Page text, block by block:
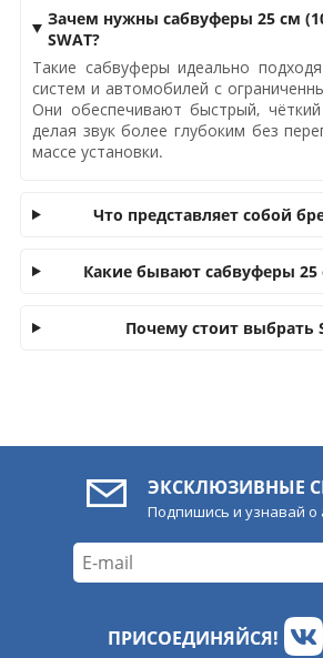
Зачем нужны сабвуферы 25 см
SWAT?
Такие сабвуферы идеально
систем и автомобилей с
Они обеспечивают быстрый,
делая звук более глубоким без
массе установки.
Что представляет собой
Какие бывают сабвуферы 25
Почему стоит выбрать
ЭКСКЛЮЗИВНЫЕ
Подпишись и узнавай о
ПРИСОЕДИНЯЙСЯ!